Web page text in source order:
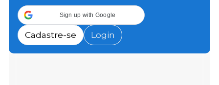
cereais em 2022 (22% da produção total na UE). A
Alemanha tem 16% do total da UE, a Polônia 13%, a
Espanha 7% e Roma 7%.
Sign up with Google
Cadastre-se Login